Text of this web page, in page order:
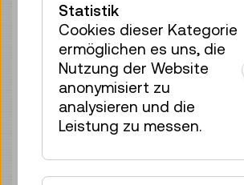
Führung / Aktion
2 Plätze frei
€ 3,90
Sa 08.08. 11:30 – 12:00
Führung / Aktion
1 Platz frei
€ 3,90
Statistik
Cookies dieser Kategorie
ermöglichen es uns, die
Nutzung der Website
anonymisiert zu
analysieren und die
Leistung zu messen.